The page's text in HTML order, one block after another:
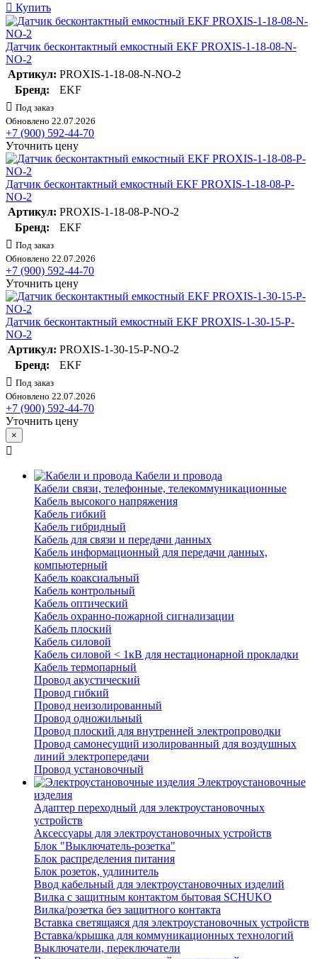
Купить
Датчик бесконтактный емкостный EKF PROXIS-1-18-08-N-
NO-2
Артикул: PROXIS-1-18-08-N-NO-2
Бренд:
EKF
Под заказ
Обновлено 22.07.2026
+7 (900) 592-44-70
Уточнить цену
Датчик бесконтактный емкостный EKF PROXIS-1-18-08-P-
NO-2
Артикул: PROXIS-1-18-08-P-NO-2
Бренд:
EKF
Под заказ
Обновлено 22.07.2026
+7 (900) 592-44-70
Уточнить цену
Датчик бесконтактный емкостный EKF PROXIS-1-30-15-P-
NO-2
Артикул: PROXIS-1-30-15-P-NO-2
Бренд:
EKF
Под заказ
Обновлено 22.07.2026
+7 (900) 592-44-70
Уточнить цену
×
Кабели и провода
Кабели связи, телефонные, телекоммуникационные
Кабель высокого напряжения
Кабель гибкий
Кабель гибридный
Кабель для связи и передачи данных
Кабель информационный для передачи данных,
компьютерный
Кабель коаксиальный
Кабель контрольный
Кабель оптический
Кабель охранно-пожарной сигнализации
Кабель плоский
Кабель силовой
Кабель силовой < 1кВ для нестационарной прокладки
Кабель термопарный
Провод акустический
Провод гибкий
Провод неизолированный
Провод одножильный
Провод плоский для внутренней электропроводки
Провод самонесущий изолированный для воздушных
линий электропередачи
Провод установочный
Электроустановочные
изделия
Адаптер переходный для электроустановочных
устройств
Аксессуары для электроустановочных устройств
Блок "Выключатель-розетка"
Блок распределения питания
Блок розеток, удлинитель
Ввод кабельный для электроустановочных изделий
Вилка с защитным контактом бытовая SCHUKO
Вилка/розетка без защитного контакта
Вставка светящаяся для электроустановочных устройств
Вставка/крышка для коммуникационных технологий
Выключатели, переключатели